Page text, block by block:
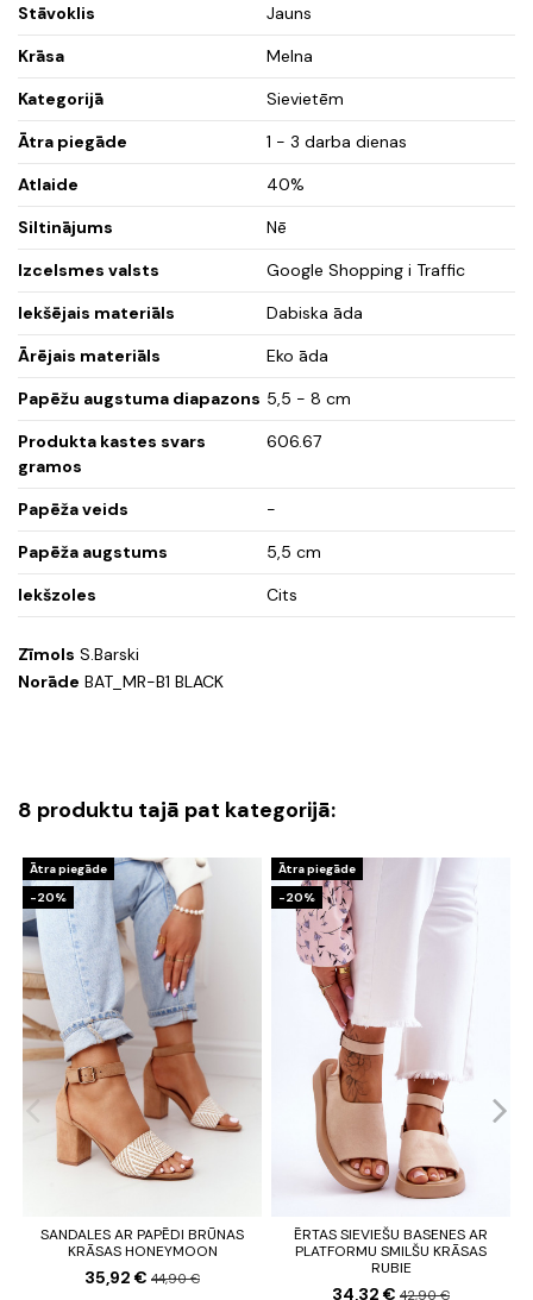
Stāvoklis
Jauns
Krāsa
Melna
Kategorijā
Sievietēm
Ātra piegāde
1 - 3 darba dienas
Atlaide
40%
Siltinājums
Nē
Izcelsmes valsts
Google Shopping i Traffic
Iekšējais materiāls
Dabiska āda
Ārējais materiāls
Eko āda
Papēžu augstuma diapazons 5,5 - 8 cm
Produkta kastes svars
gramos
606.67
Papēža veids
-
Papēža augstums
5,5 cm
Iekšzoles
Cits
Zīmols S.Barski
Norāde BAT_MR-B1 BLACK
8 produktu tajā pat kategorijā:
Ātra piegāde
-20%
SANDALES AR PAPĒDI BRŪNAS
KRĀSAS HONEYMOON
35,92 € 44,90 €
Ātra piegāde
-20%
ĒRTAS SIEVIEŠU BASENES AR
PLATFORMU SMILŠU KRĀSAS
RUBIE
34,32 € 42,90 €